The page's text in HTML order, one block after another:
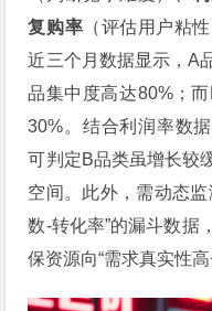
复购率 （评估用户粘
近三个月数据显示，A
品集中度高达80%；
30%。结合利润率数
可判定B品类虽增长较
空间。此外，需动态
数-转化率”的漏斗数据
保资源向“需求真实性